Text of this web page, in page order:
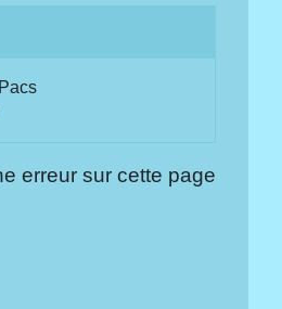
erreur sur cette page